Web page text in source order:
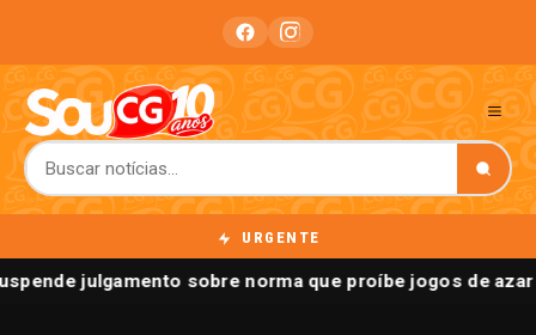
URGENTE
julgamento sobre norma que proíbe jogos de azar